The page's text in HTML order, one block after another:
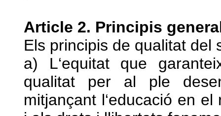
Article 2. Principis
Els principis de qualitat del
a) L‘equitat que
qualitat per al ple
mitjançant l‘educació en